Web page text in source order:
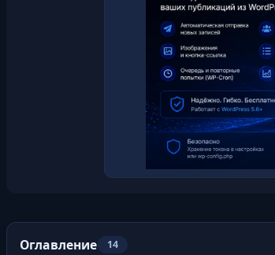
Оглавление 14